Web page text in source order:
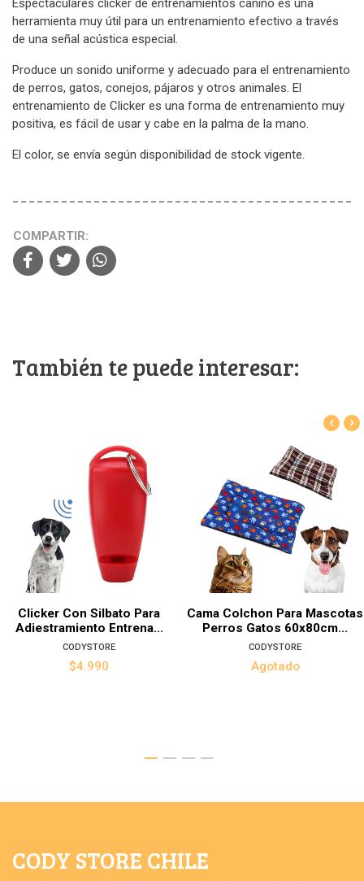
Espectaculares clicker de entrenamientos canino es una
herramienta muy útil para un entrenamiento efectivo a través
de una señal acústica especial.
Produce un sonido uniforme y adecuado para el entrenamiento
de perros, gatos, conejos, pájaros y otros animales. El
entrenamiento de Clicker es una forma de entrenamiento muy
positiva, es fácil de usar y cabe en la palma de la mano.
El color, se envía según disponibilidad de stock vigente.
COMPARTIR:
También te puede interesar:
Clicker Con Silbato Para
Adiestramiento Entrena...
CODYSTORE
$4.990
Cama Colchon Para Mascotas
Perros Gatos 60x80cm...
CODYSTORE
Agotado
‹ ›
CODY STORE CHILE